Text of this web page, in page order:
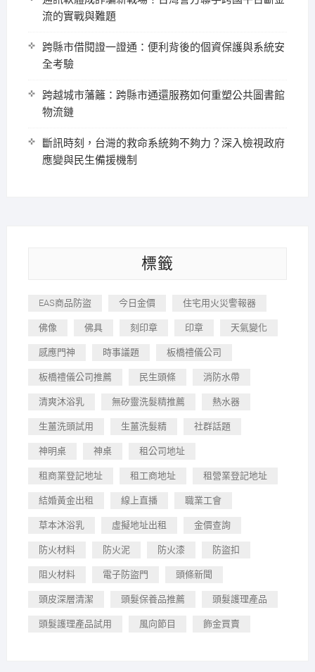
流的實戰與難題
跨縣市借閱證一證通：便利背後的個資保護與系統安
全考驗
跨越城市藩籬：跨縣市通還服務如何重塑公共圖書館
物流鏈
斷訊時刻，台灣的救命系統夠不夠力？深入檢視政府
應變與民生備援機制
標籤
EAS商品防盜 今日金價 住宅用火災警報器
佛像 佛具 刻印章 印章 天氣變化
感應門神 時事議題 板橋禮儀公司
板橋禮儀公司推薦 民生頭條 消防水帶
清爽沐浴乳 無矽靈洗髮精推薦 熱水器
生薑洗頭試用 生薑洗髮精 社群話題
神明桌 神桌 租公司地址
租商業登記地址 租工商地址 租營業登記地址
結婚黃金出租 線上直播 職業工會
草本沐浴乳 虛擬地址出租 金價查詢
防火材料 防火泥 防火漆 防盜扣
阻火材料 電子防盜門 頭條新聞
頭皮深層清潔 頭髮保養品推薦 頭髮護理產品
頭髮護理產品試用 風向節目 飾金買賣